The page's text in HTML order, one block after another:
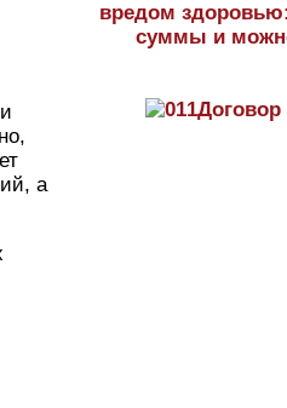
а
вредом
суммы и
Договор